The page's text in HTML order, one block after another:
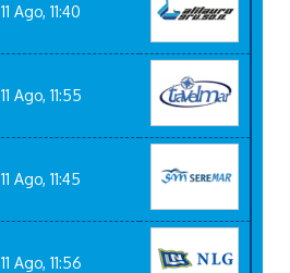
11 Ago, 11:40
11 Ago, 11:55
11 Ago, 11:45
11 Ago, 11:56